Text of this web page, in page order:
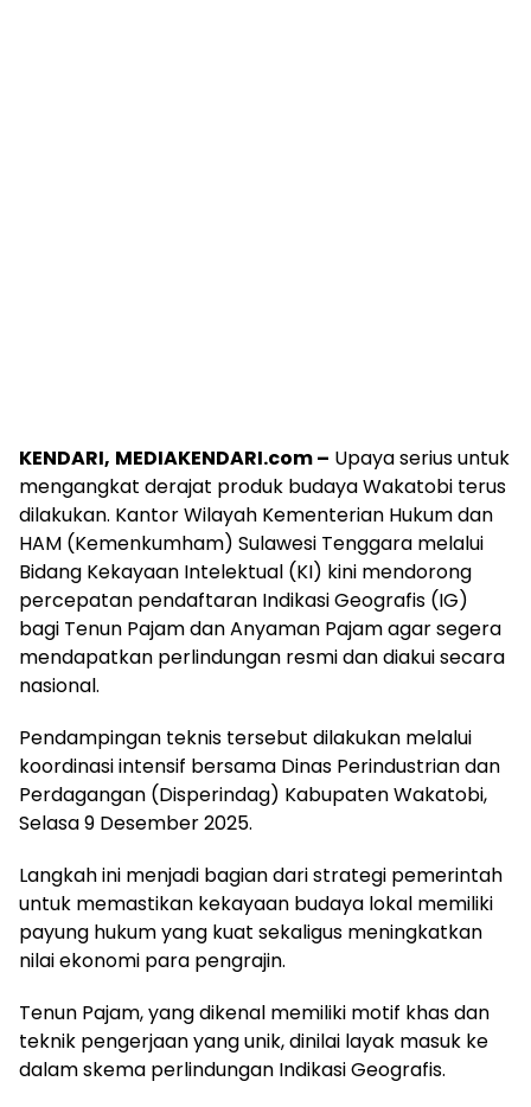
KENDARI, MEDIAKENDARI.com – Upaya serius untuk
mengangkat derajat produk budaya Wakatobi terus
dilakukan. Kantor Wilayah Kementerian Hukum dan
HAM (Kemenkumham) Sulawesi Tenggara melalui
Bidang Kekayaan Intelektual (KI) kini mendorong
percepatan pendaftaran Indikasi Geografis (IG)
bagi Tenun Pajam dan Anyaman Pajam agar segera
mendapatkan perlindungan resmi dan diakui secara
nasional.
Pendampingan teknis tersebut dilakukan melalui
koordinasi intensif bersama Dinas Perindustrian dan
Perdagangan (Disperindag) Kabupaten Wakatobi,
Selasa 9 Desember 2025.
Langkah ini menjadi bagian dari strategi pemerintah
untuk memastikan kekayaan budaya lokal memiliki
payung hukum yang kuat sekaligus meningkatkan
nilai ekonomi para pengrajin.
Tenun Pajam, yang dikenal memiliki motif khas dan
teknik pengerjaan yang unik, dinilai layak masuk ke
dalam skema perlindungan Indikasi Geografis.